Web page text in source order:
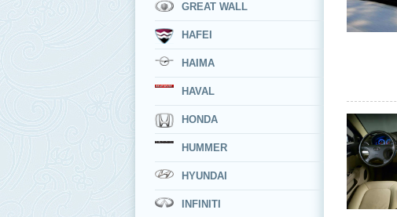
GREAT WALL
HAFEI
HAIMA
HAVAL
HONDA
HUMMER
HYUNDAI
INFINITI